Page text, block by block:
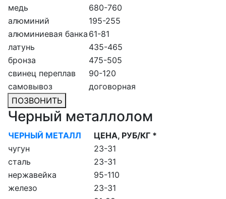
медь
680-760
алюминий
195-255
алюминиевая банка 61-81
латунь
435-465
бронза
475-505
свинец переплав
90-120
самовывоз
договорная
ПОЗВОНИТЬ
Черный металлолом
ЧЕРНЫЙ МЕТАЛЛ
ЦЕНА, РУБ/КГ *
чугун
23-31
сталь
23-31
нержавейка
95-110
железо
23-31